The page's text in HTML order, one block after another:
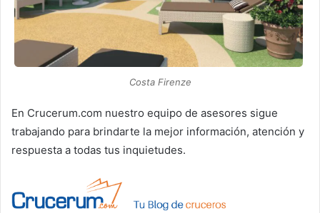
Costa Firenze
En Crucerum.com nuestro equipo de asesores sigue
trabajando para brindarte la mejor información, atención y
respuesta a todas tus inquietudes.